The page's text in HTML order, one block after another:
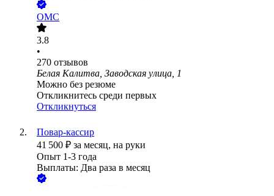
ОМС
3.8
•
270 отзывов
Белая Калитва, Заводская улица, 1
Можно без резюме
Откликнитесь среди первых
Откликнуться
Повар-кассир
41 500 ₽ за месяц, на руки
Опыт 1-3 года
Выплаты: Два раза в месяц